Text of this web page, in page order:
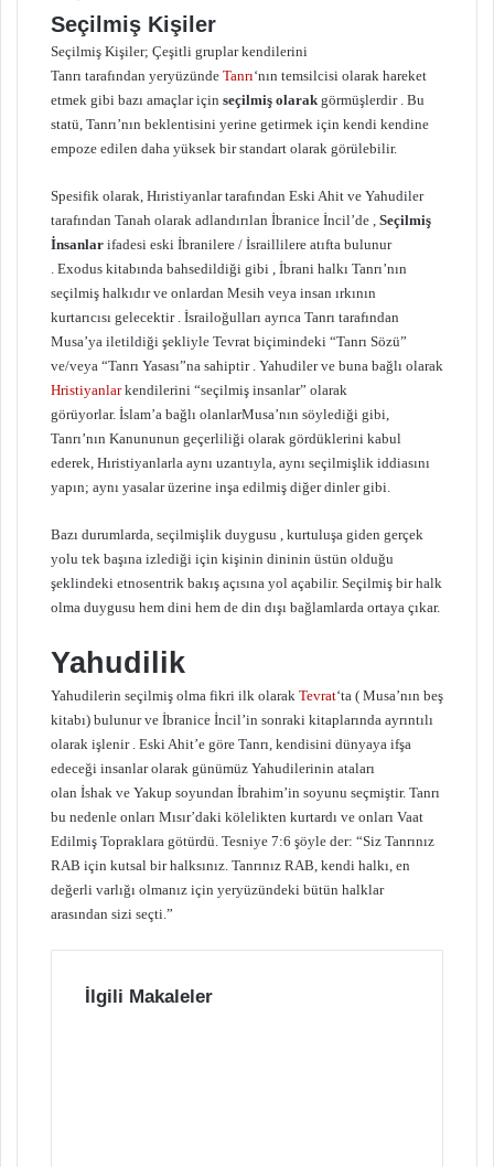
Seçilmiş Kişiler
Seçilmiş Kişiler; Çeşitli gruplar kendilerini
Tanrı tarafından yeryüzünde Tanrı‘nın temsilcisi olarak hareket
etmek gibi bazı amaçlar için seçilmiş olarak görmüşlerdir . Bu
statü, Tanrı’nın beklentisini yerine getirmek için kendi kendine
empoze edilen daha yüksek bir standart olarak görülebilir.
Spesifik olarak, Hıristiyanlar tarafından Eski Ahit ve Yahudiler
tarafından Tanah olarak adlandırılan İbranice İncil’de , Seçilmiş
İnsanlar ifadesi eski İbranilere / İsraillilere atıfta bulunur
. Exodus kitabında bahsedildiği gibi , İbrani halkı Tanrı’nın
seçilmiş halkıdır ve onlardan Mesih veya insan ırkının
kurtarıcısı gelecektir . İsrailoğulları ayrıca Tanrı tarafından
Musa’ya iletildiği şekliyle Tevrat biçimindeki “Tanrı Sözü”
ve/veya “Tanrı Yasası”na sahiptir . Yahudiler ve buna bağlı olarak
Hristiyanlarkendilerini “seçilmiş insanlar” olarak
görüyorlar. İslam’a bağlı olanlarMusa’nın söylediği gibi,
Tanrı’nın Kanununun geçerliliği olarak gördüklerini kabul
ederek, Hıristiyanlarla aynı uzantıyla, aynı seçilmişlik iddiasını
yapın; aynı yasalar üzerine inşa edilmiş diğer dinler gibi.
Bazı durumlarda, seçilmişlik duygusu , kurtuluşa giden gerçek
yolu tek başına izlediği için kişinin dininin üstün olduğu
şeklindeki etnosentrik bakış açısına yol açabilir. Seçilmiş bir halk
olma duygusu hem dini hem de din dışı bağlamlarda ortaya çıkar.
Yahudilik
Yahudilerin seçilmiş olma fikri ilk olarak Tevrat‘ta ( Musa’nın beş
kitabı) bulunur ve İbranice İncil’in sonraki kitaplarında ayrıntılı
olarak işlenir . Eski Ahit’e göre Tanrı, kendisini dünyaya ifşa
edeceği insanlar olarak günümüz Yahudilerinin ataları
olan İshak ve Yakup soyundan İbrahim’in soyunu seçmiştir. Tanrı
bu nedenle onları Mısır’daki kölelikten kurtardı ve onları Vaat
Edilmiş Topraklara götürdü. Tesniye 7:6 şöyle der: “Siz Tanrınız
RAB için kutsal bir halksınız. Tanrınız RAB, kendi halkı, en
değerli varlığı olmanız için yeryüzündeki bütün halklar
arasından sizi seçti.”
İlgili Makaleler